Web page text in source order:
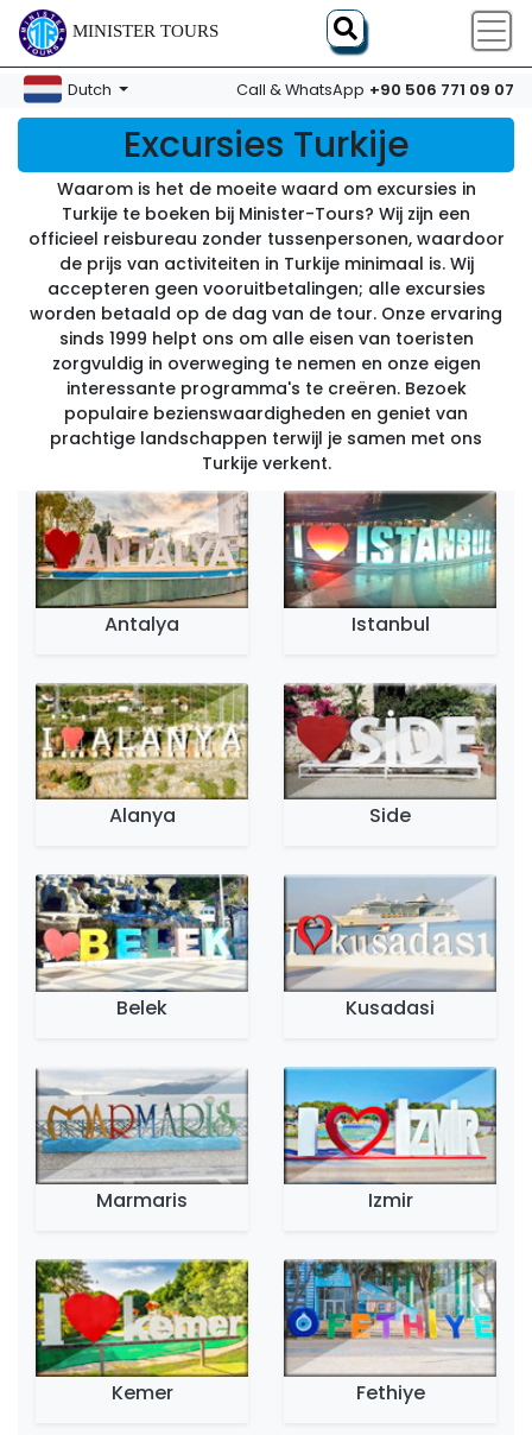
MINISTER TOURS
Dutch Call & WhatsApp +90 506 771 09 07
Excursies Turkije
Waarom is het de moeite waard om excursies in
Turkije te boeken bij Minister-Tours? Wij zijn een
officieel reisbureau zonder tussenpersonen, waardoor
de prijs van activiteiten in Turkije minimaal is. Wij
accepteren geen vooruitbetalingen; alle excursies
worden betaald op de dag van de tour. Onze ervaring
sinds 1999 helpt ons om alle eisen van toeristen
zorgvuldig in overweging te nemen en onze eigen
interessante programma's te creëren. Bezoek
populaire bezienswaardigheden en geniet van
prachtige landschappen terwijl je samen met ons
Turkije verkent.
Antalya Istanbul
Alanya Side
Belek Kusadasi
Marmaris Izmir
Kemer Fethiye